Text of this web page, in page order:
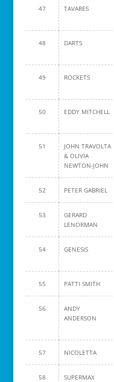
47 TAVARES
48 DARTS
49 ROCKETS
50 EDDY MITCHELL
51
JOHN TRAVOLTA
& OLIVIA
NEWTON-JOHN
52 PETER GABRIEL
53
GERARD
LENORMAN
54 GENESIS
55 PATTI SMITH
56
ANDY
ANDERSON
57 NICOLETTA
58 SUPERMAX